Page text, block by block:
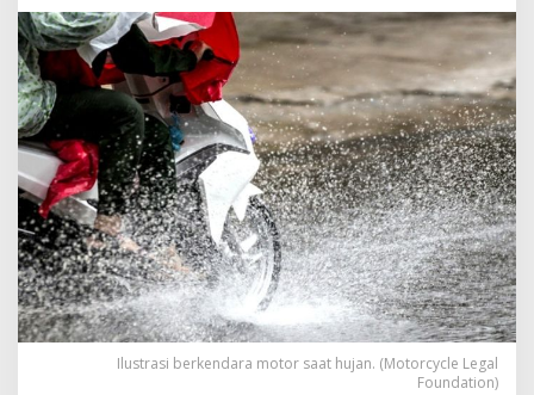
B
e
r
a
k
t
i
v
i
t
a
s
s
a
a
t
M
Ilustrasi berkendara motor saat hujan. (Motorcycle Legal
Foundation)